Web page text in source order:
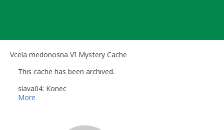
Vcela medonosna VI Mystery Cache
This cache has been archived.
slava04: Konec
More